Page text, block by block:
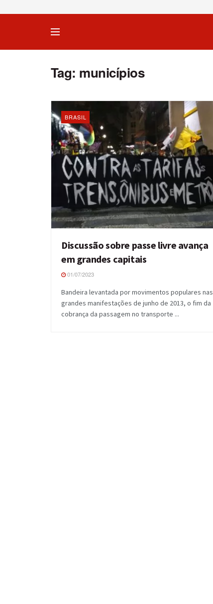
Tag: municípios
BRASIL
Discussão sobre passe livre avança
em grandes capitais
01/07/2023
Bandeira levantada por movimentos populares nas
grandes manifestações de junho de 2013, o fim da
cobrança da passagem no transporte ...